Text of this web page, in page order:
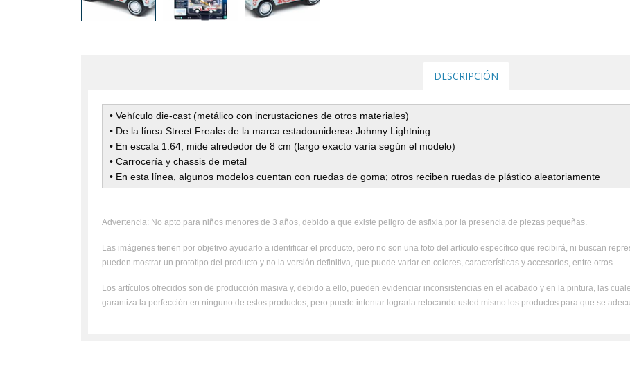
DESCRIPCIÓN
• Vehículo die-cast (metálico con incrustaciones de otros materiales)
• De la línea Street Freaks de la marca estadounidense Johnny Lightning
• En escala 1:64, mide alrededor de 8 cm (largo exacto varía según el modelo)
• Carrocería y chassis de metal
• En esta línea, algunos modelos cuentan con ruedas de goma; otros reciben ruedas de plástico aleatoriamente
Advertencia: No apto para niños menores de 3 años, debido a que existe peligro de asfixia por la presencia de piezas pequeñas.
Las imágenes tienen por objetivo ayudarlo a identificar el producto, pero no son una foto del artículo específico que recibirá, ni buscan
pueden mostrar un prototipo del producto y no la versión definitiva, que puede variar en colores, características y accesorios, entre otros.
Los artículos ofrecidos son de producción masiva y, debido a ello, pueden evidenciar inconsistencias en el acabado y en la pintura, las
garantiza la perfección en ninguno de estos productos, pero puede intentar lograrla retocando usted mismo los productos para que se